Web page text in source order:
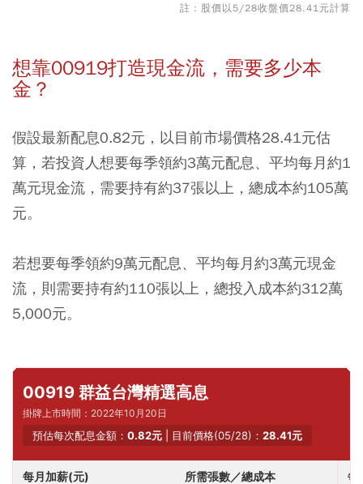
註：股價以5/28收盤價28.41元計算
想靠00919打造現金流，需要多少本
金？
假設最新配息0.82元，以目前市場價格28.41元估
算，若投資人想要每季領約3萬元配息、平均每月約1
萬元現金流，需要持有約37張以上，總成本約105萬
元。
若想要每季領約9萬元配息、平均每月約3萬元現金
流，則需要持有約110張以上，總投入成本約312萬
5,000元。
00919 群益台灣精選高息
掛牌上市時間：2022年10月20日
預估每次配息金額： 0.82元 | 目前價格(05/28)： 28.41元
每月加薪(元) 所需張數／總成本 每